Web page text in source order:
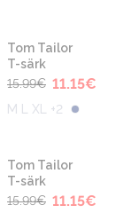
-30%
Tom Tailor
T-särk
15.99€ 11.15€
M L XL +2
-30%
Tom Tailor
T-särk
15.99€ 11.15€